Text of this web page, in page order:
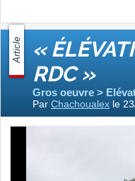
Article «
RDC »
Gros oeuvre >
Par Chachoualex le